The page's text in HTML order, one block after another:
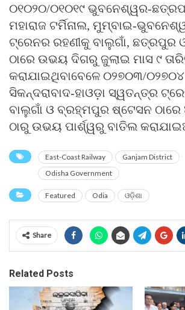
୦୧୦୨୦/୦୧୦୧୯ ଭୁବନେଶ୍ୱର-
ମହାରାଜ ଟର୍ମିନାଲ, ମୁମ୍ବାଇ-
ଟ୍ରେନର ରହଣୀକୁ ବାଲୁଗାଁ, ଛତ୍ରପୁର
ଠାରେ ଉଭୟ ଦିଗରୁ ଜୁଲାଇ ମାସ ୯
କରାଯାଇଥିବାବେଳେ ୦୨୭୦୩/୦୨୭୦୪
ସିକନ୍ଦରାବାଦ-ହାଓଡ଼ା ସ୍ୱତନ୍ତ୍ର
ବାଲୁଗାଁ ଓ ବ୍ରହ୍ମପୁର ଷ୍ଟେସନ ଠାରେ
ଠାରୁ ଉଭୟ ପାର୍ଶ୍ୱରୁ ବାତିଲ
East-Coast Railway
Ganjam District
Odisha Government
Featured Odia ଓଡ଼ିଶା
Share
Related Posts